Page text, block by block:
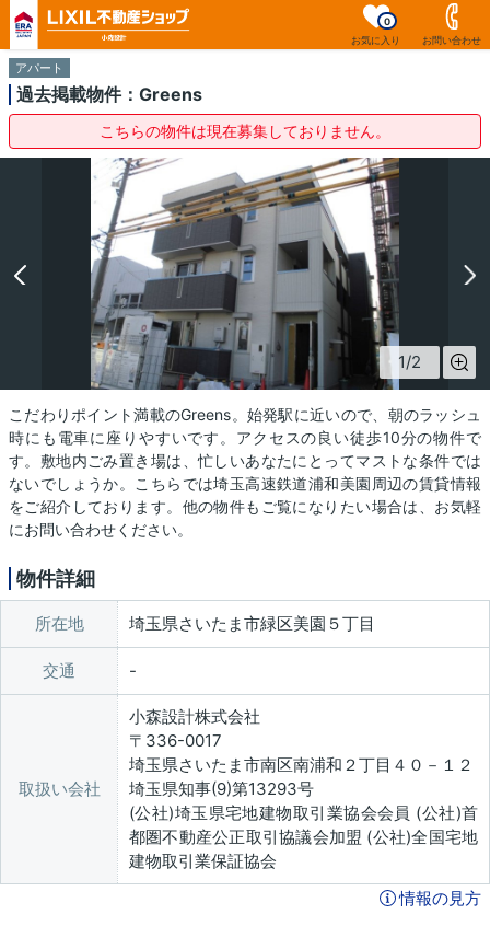
お気に入り
0
お問い合わせ
アパート
過去掲載物件：Greens
こちらの物件は現在募集しておりません。
1/2
こだわりポイント満載のGreens。始発駅に近いので、朝のラッシュ
時にも電車に座りやすいです。アクセスの良い徒歩10分の物件で
す。敷地内ごみ置き場は、忙しいあなたにとってマストな条件では
ないでしょうか。こちらでは埼玉高速鉄道浦和美園周辺の賃貸情報
をご紹介しております。他の物件もご覧になりたい場合は、お気軽
にお問い合わせください。
物件詳細
所在地 埼玉県さいたま市緑区美園５丁目
交通
取扱い会社
小森設計株式会社
〒336-0017
埼玉県さいたま市南区南浦和２丁目４０－１２
埼玉県知事(9)第13293号
(公社)埼玉県宅地建物取引業協会会員 (公社)首
都圏不動産公正取引協議会加盟 (公社)全国宅地
建物取引業保証協会
情報の見方